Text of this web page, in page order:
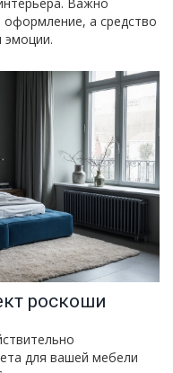
а средство
эмоции.
роскоши
для вашей мебели